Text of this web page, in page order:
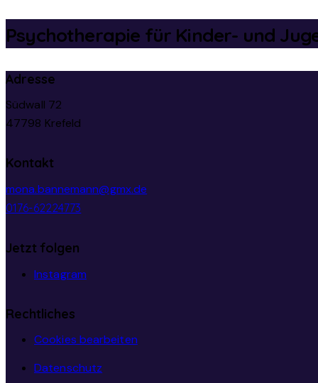
Psychotherapie für Kinder- und
Adresse
Südwall 72
47798 Krefeld
Kontakt
mona.bannemann@gmx.de
0176-62224773
Jetzt folgen
Instagram
Rechtliches
Cookies bearbeiten
Datenschutz